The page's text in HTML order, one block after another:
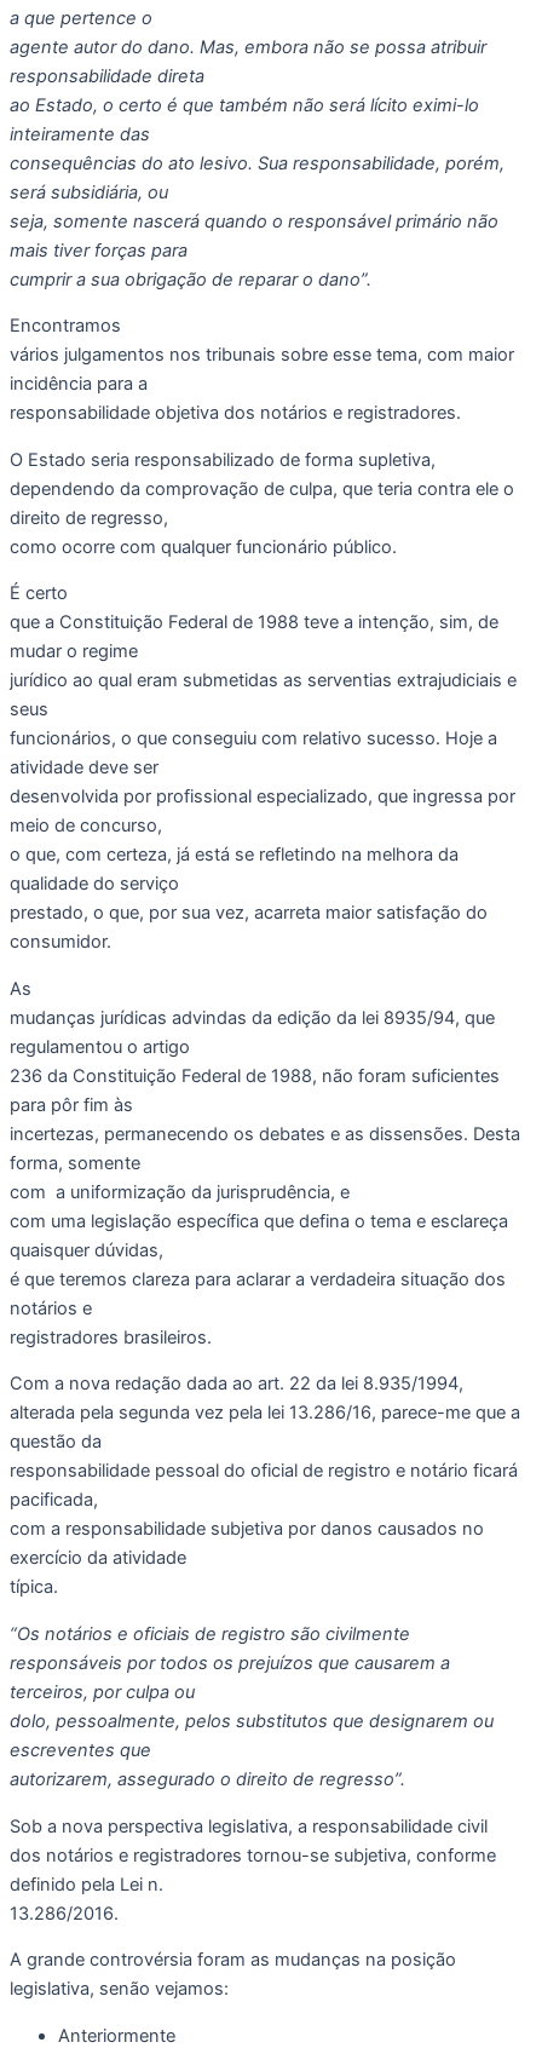
a que pertence o
agente autor do dano. Mas, embora não se possa atribuir
responsabilidade direta
ao Estado, o certo é que também não será lícito eximi-lo
inteiramente das
consequências do ato lesivo. Sua responsabilidade, porém,
será subsidiária, ou
seja, somente nascerá quando o responsável primário não
mais tiver forças para
cumprir a sua obrigação de reparar o dano”.
Encontramos
vários julgamentos nos tribunais sobre esse tema, com maior
incidência para a
responsabilidade objetiva dos notários e registradores.
O Estado seria responsabilizado de forma supletiva,
dependendo da comprovação de culpa, que teria contra ele o
direito de regresso,
como ocorre com qualquer funcionário público.
É certo
que a Constituição Federal de 1988 teve a intenção, sim, de
mudar o regime
jurídico ao qual eram submetidas as serventias extrajudiciais e
seus
funcionários, o que conseguiu com relativo sucesso. Hoje a
atividade deve ser
desenvolvida por profissional especializado, que ingressa por
meio de concurso,
o que, com certeza, já está se refletindo na melhora da
qualidade do serviço
prestado, o que, por sua vez, acarreta maior satisfação do
consumidor.
As
mudanças jurídicas advindas da edição da lei 8935/94, que
regulamentou o artigo
236 da Constituição Federal de 1988, não foram suficientes
para pôr fim às
incertezas, permanecendo os debates e as dissensões. Desta
forma, somente
com a uniformização da jurisprudência, e
com uma legislação específica que defina o tema e esclareça
quaisquer dúvidas,
é que teremos clareza para aclarar a verdadeira situação dos
notários e
registradores brasileiros.
Com a nova redação dada ao art. 22 da lei 8.935/1994,
alterada pela segunda vez pela lei 13.286/16, parece-me que a
questão da
responsabilidade pessoal do oficial de registro e notário ficará
pacificada,
com a responsabilidade subjetiva por danos causados no
exercício da atividade
típica.
“Os notários e oficiais de registro são civilmente
responsáveis por todos os prejuízos que causarem a
terceiros, por culpa ou
dolo, pessoalmente, pelos substitutos que designarem ou
escreventes que
autorizarem, assegurado o direito de regresso”.
Sob a nova perspectiva legislativa, a responsabilidade civil
dos notários e registradores tornou-se subjetiva, conforme
definido pela Lei n.
13.286/2016.
A grande controvérsia foram as mudanças na posição
legislativa, senão vejamos:
Anteriormente